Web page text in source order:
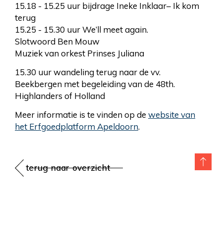
15.18 - 15.25 uur bijdrage Ineke Inklaar– Ik kom
terug
15.25 - 15.30 uur We’ll meet again.
Slotwoord Ben Mouw
Muziek van orkest Prinses Juliana
15.30 uur wandeling terug naar de vv.
Beekbergen met begeleiding van de 48th.
Highlanders of Holland
Meer informatie is te vinden op de website van
het Erfgoedplatform Apeldoorn.
terug naar overzicht